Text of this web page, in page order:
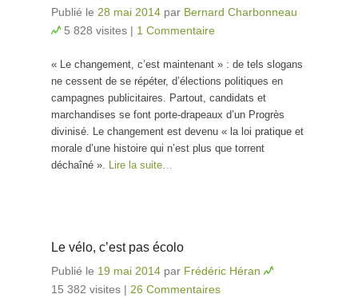
Publié le 28 mai 2014 par Bernard Charbonneau
5 828 visites | 1 Commentaire
« Le changement, c’est maintenant » : de tels slogans
ne cessent de se répéter, d’élections politiques en
campagnes publicitaires. Partout, candidats et
marchandises se font porte-drapeaux d’un Progrès
divinisé. Le changement est devenu « la loi pratique et
morale d’une histoire qui n’est plus que torrent
déchaîné ». Lire la suite…
Le vélo, c’est pas écolo
Publié le 19 mai 2014 par Frédéric Héran
15 382 visites | 26 Commentaires